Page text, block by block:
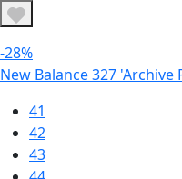
-28%
New Balance 327 'Archive
41
42
43